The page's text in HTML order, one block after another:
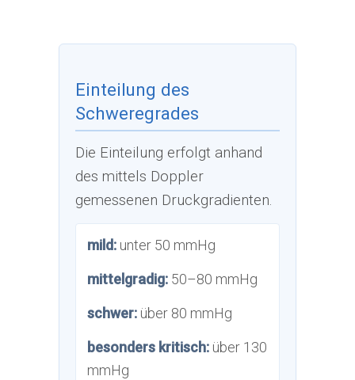
Einteilung des
Schweregrades
Die Einteilung erfolgt anhand
des mittels Doppler
gemessenen Druckgradienten.
mild: unter 50 mmHg
mittelgradig: 50–80 mmHg
schwer: über 80 mmHg
besonders kritisch: über 130
mmHg